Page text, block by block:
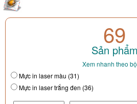
69
Sản phẩm
Xem nhanh theo
Mực in laser màu (31)
Mực in laser trắng đen (36)